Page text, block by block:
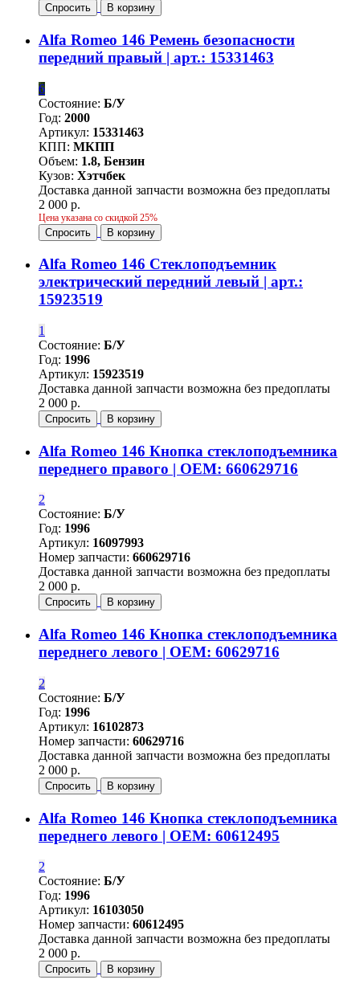
Спросить В корзину
Alfa Romeo 146 Ремень безопасности
передний правый | арт.: 15331463
6
Состояние: Б/У
Год: 2000
Артикул: 15331463
КПП: МКПП
Объем: 1.8, Бензин
Кузов: Хэтчбек
Доставка данной запчасти возможна без предоплаты
2 000 р.
Цена указана со скидкой 25%
Спросить В корзину
Alfa Romeo 146 Стеклоподъемник
электрический передний левый | арт.:
15923519
1
Состояние: Б/У
Год: 1996
Артикул: 15923519
Доставка данной запчасти возможна без предоплаты
2 000 р.
Спросить В корзину
Alfa Romeo 146 Кнопка стеклоподъемника
переднего правого | OEM: 660629716
2
Состояние: Б/У
Год: 1996
Артикул: 16097993
Номер запчасти: 660629716
Доставка данной запчасти возможна без предоплаты
2 000 р.
Спросить В корзину
Alfa Romeo 146 Кнопка стеклоподъемника
переднего левого | OEM: 60629716
2
Состояние: Б/У
Год: 1996
Артикул: 16102873
Номер запчасти: 60629716
Доставка данной запчасти возможна без предоплаты
2 000 р.
Спросить В корзину
Alfa Romeo 146 Кнопка стеклоподъемника
переднего левого | OEM: 60612495
2
Состояние: Б/У
Год: 1996
Артикул: 16103050
Номер запчасти: 60612495
Доставка данной запчасти возможна без предоплаты
2 000 р.
Спросить В корзину